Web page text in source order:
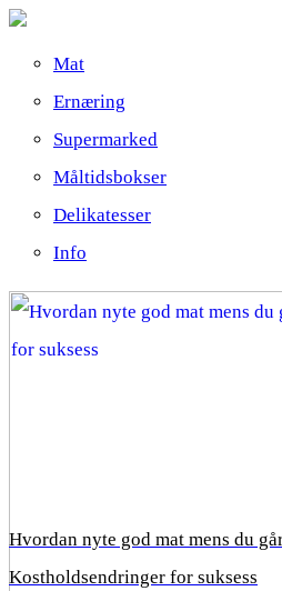
Mat
Ernæring
Supermarked
Måltidsbokser
Delikatesser
Info
Hvordan nyte god mat mens du
Kostholdsendringer for suksess